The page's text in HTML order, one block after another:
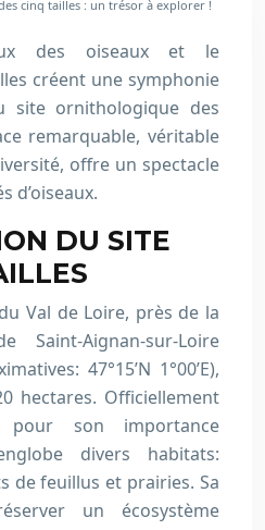
cinq tailles : un trésor à explorer !
des oiseaux et le
créent une symphonie
site ornithologique des
remarquable, véritable
offre un spectacle
d’oiseaux.
DU SITE
Val de Loire, près de la
Saint-Aignan-sur-Loire
47°15’N 1°00’E),
hectares. Officiellement
son importance
divers habitats:
de feuillus et prairies. Sa
un écosystème